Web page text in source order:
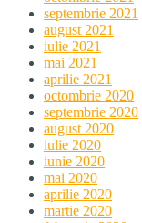
septembrie 2021
august 2021
iulie 2021
mai 2021
aprilie 2021
octombrie 2020
septembrie 2020
august 2020
iulie 2020
iunie 2020
mai 2020
aprilie 2020
martie 2020